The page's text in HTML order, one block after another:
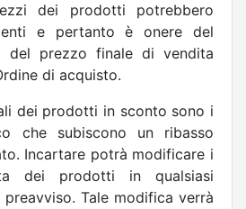
dei prodotti potrebbero
e pertanto è onere del
del prezzo finale di vendita
di acquisto.
dei prodotti in sconto sono i
che subiscono un ribasso
Incartare potrà modificare i
dei prodotti in qualsiasi
Tale modifica verrà